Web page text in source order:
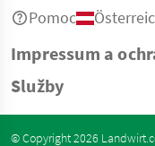
Impressum a
Služby
Pomoc
© Copyright 2026